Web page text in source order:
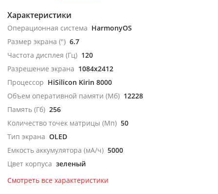
Характеристики
Операционная система HarmonyOS
Размер экрана (") 6.7
Частота дисплея (Гц) 120
Разрешение экрана 1084x2412
Процессор HiSilicon Kirin 8000
Объем оперативной памяти (Мб) 12228
Память (Гб) 256
Количество точек матрицы (Мп) 50
Тип экрана OLED
Емкость аккумулятора (мА/ч) 5000
Цвет корпуса зеленый
Смотреть все характеристики